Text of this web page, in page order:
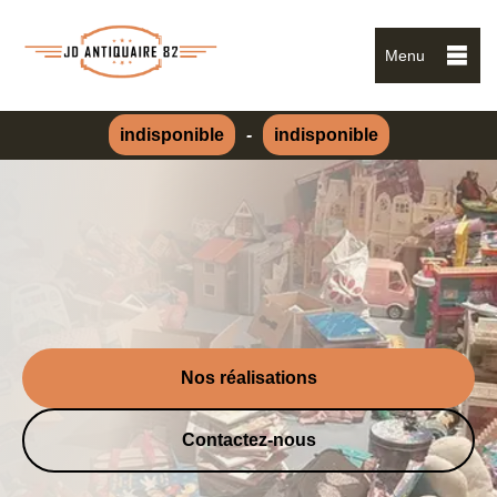
Menu
indisponible - indisponible
Nos réalisations
Contactez-nous